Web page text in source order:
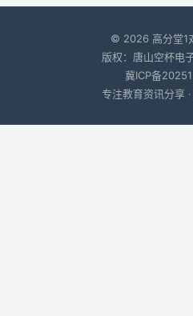
© 2026 高分堂1
版权：唐山空杯电
冀ICP备
专注教育资讯分享